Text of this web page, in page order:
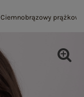
Ciemnobrązowy